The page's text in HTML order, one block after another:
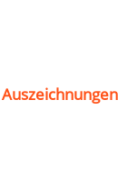
Auszeichnungen